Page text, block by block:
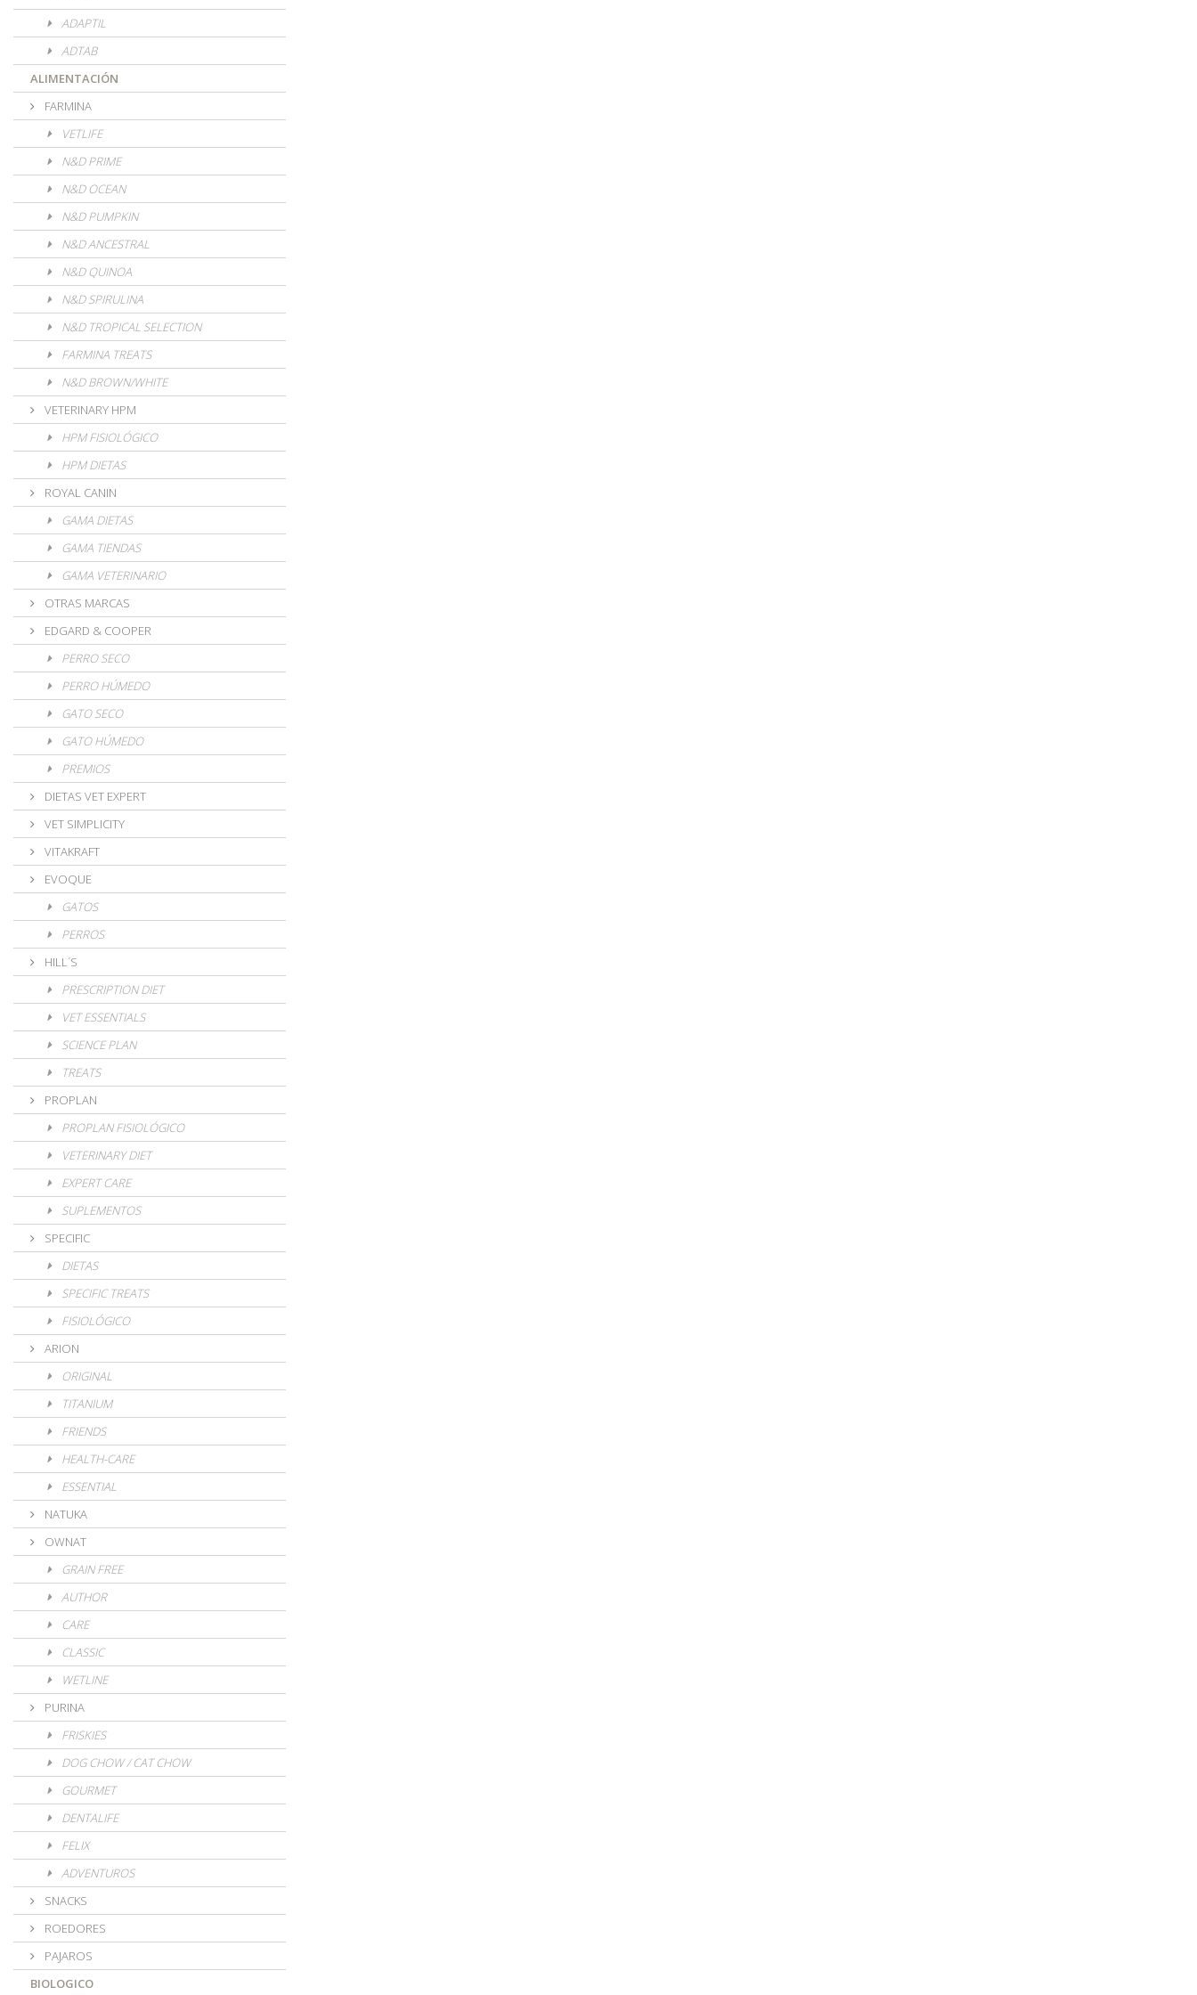
ADAPTIL
ADTAB
ALIMENTACIÓN
FARMINA
VETLIFE
N&D PRIME
N&D OCEAN
N&D PUMPKIN
N&D ANCESTRAL
N&D QUINOA
N&D SPIRULINA
N&D TROPICAL SELECTION
FARMINA TREATS
N&D BROWN/WHITE
VETERINARY HPM
HPM FISIOLÓGICO
HPM DIETAS
ROYAL CANIN
GAMA DIETAS
GAMA TIENDAS
GAMA VETERINARIO
OTRAS MARCAS
EDGARD & COOPER
PERRO SECO
PERRO HÚMEDO
GATO SECO
GATO HÚMEDO
PREMIOS
DIETAS VET EXPERT
VET SIMPLICITY
VITAKRAFT
EVOQUE
GATOS
PERROS
HILL´S
PRESCRIPTION DIET
VET ESSENTIALS
SCIENCE PLAN
TREATS
PROPLAN
PROPLAN FISIOLÓGICO
VETERINARY DIET
EXPERT CARE
SUPLEMENTOS
SPECIFIC
DIETAS
SPECIFIC TREATS
FISIOLÓGICO
ARION
ORIGINAL
TITANIUM
FRIENDS
HEALTH-CARE
ESSENTIAL
NATUKA
OWNAT
GRAIN FREE
AUTHOR
CARE
CLASSIC
WETLINE
PURINA
FRISKIES
DOG CHOW / CAT CHOW
GOURMET
DENTALIFE
FELIX
ADVENTUROS
SNACKS
ROEDORES
PAJAROS
BIOLOGICO